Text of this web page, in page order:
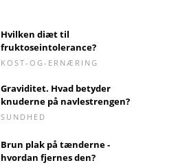
Hvilken diæt til
fruktoseintolerance?
KOST-OG-ERNÆRING
Graviditet. Hvad betyder
knuderne på navlestrengen?
SUNDHED
Brun plak på tænderne -
hvordan fjernes den?